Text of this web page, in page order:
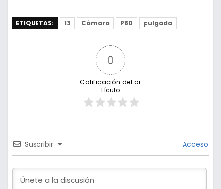
ETIQUETAS: 13 Cámara P80 pulgada
0
Calificación del ar
tículo
Suscribir Acceso